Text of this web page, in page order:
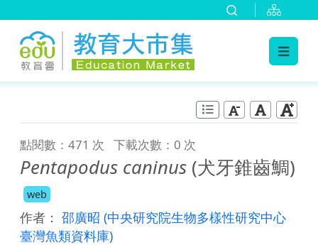
點閱數：471 次 下載次數：0 次
Pentapodus caninus (犬牙錐齒鯛)
web
作者： 邵廣昭 (中央研究院生物多樣性研究中心
臺灣魚類資料庫)